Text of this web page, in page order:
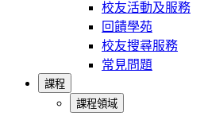
校友活動及服務
回饋學苑
校友搜尋服務
常見問題
課程
課程領域